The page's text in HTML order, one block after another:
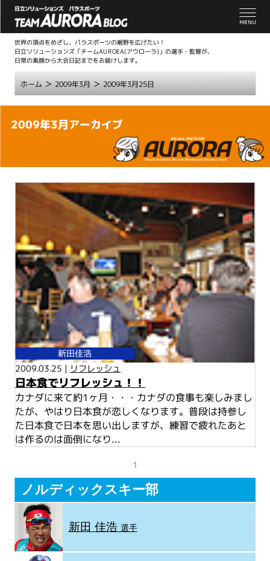
世界の頂点をめざし、パラスポーツの裾野を広げたい！
日立ソリューションズ「チームAUROEA(アウローラ)」の選手・監督が、
日常の素顔から大会日記までをお届けします。
ホーム > 2009年3月 > 2009年3月25日
本
2009年3月アーカイブ
新田佳浩
2009.03.25 | リフレッシュ
日本食でリフレッシュ！！
カナダに来て約1ヶ月・・・カナダの食事も楽しみまし
たが、やはり日本食が恋しくなります。普段は持参し
た日本食で日本を思い出しますが、練習で疲れたあと
は作るのは面倒になり...
1
ノルディックスキー部
新田 佳浩 選手